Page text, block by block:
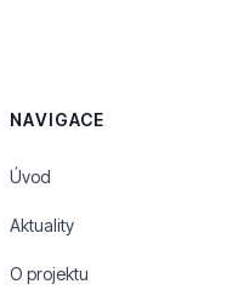
NAVIGACE
Úvod
Aktuality
O projektu